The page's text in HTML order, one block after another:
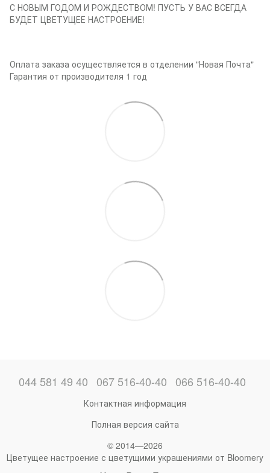
С НОВЫМ ГОДОМ И РОЖДЕСТВОМ! ПУСТЬ У ВАС ВСЕГДА
БУДЕТ ЦВЕТУЩЕЕ НАСТРОЕНИЕ!
Оплата заказа осуществляется в отделении "Новая Почта"
Гарантия от производителя 1 год
044 581 49 40 067 516-40-40 066 516-40-40
Контактная информация
Полная версия сайта
© 2014—2026
Цветущее настроение с цветущими украшениями от Bloomery